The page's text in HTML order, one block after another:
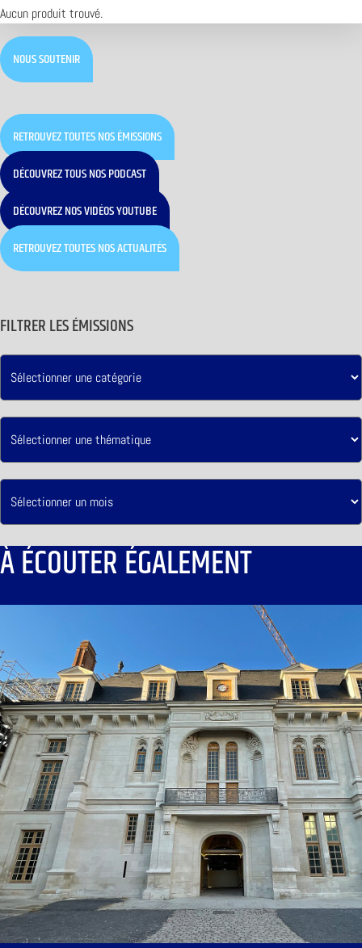
Aucun produit trouvé.
NOUS SOUTENIR
RETROUVEZ TOUTES NOS ÉMISSIONS
DÉCOUVREZ TOUS NOS PODCAST
DÉCOUVREZ NOS VIDÉOS YOUTUBE
RETROUVEZ TOUTES NOS ACTUALITÉS
FILTRER LES ÉMISSIONS
À ÉCOUTER ÉGALEMENT